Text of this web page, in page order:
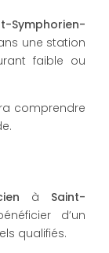
Symphorien-
une station
faible ou
comprendre
à Saint-
d’un
qualifiés.